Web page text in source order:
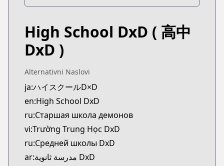
eBookJapan
Kitsu
Kitsu
https://kitsu.app/manga/1641
CDJapan
https://www.anime-planet.com/manga/https://
MangaUpdates
MangaUpdates
https://www.mangaupdates.com/
novelUpdates
novelUpdates
https://www.novelupdates.com/series/high-
High School DxD ( 高中
DxD )
Alternativni Naslovi
ja:ハイスクールD×D
en:High School DxD
ru:Старшая школа демонов
vi:Trường Trung Học DxD
ru:Cредней школы DxD
ar:مدرسة ثانوية DxD